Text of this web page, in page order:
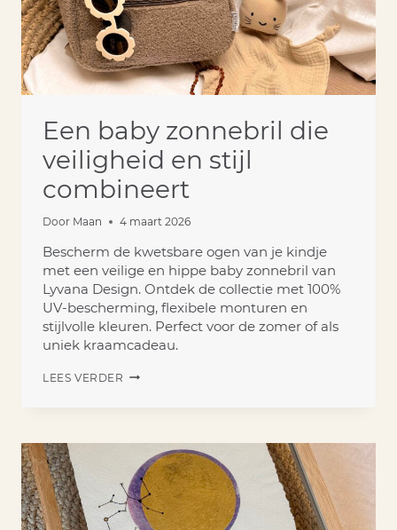
Een baby zonnebril die
veiligheid en stijl
combineert
Door Maan 4 maart 2026
Bescherm de kwetsbare ogen van je kindje
met een veilige en hippe baby zonnebril van
Lyvana Design. Ontdek de collectie met 100%
UV-bescherming, flexibele monturen en
stijlvolle kleuren. Perfect voor de zomer of als
uniek kraamcadeau.
LEES VERDER EEN
EN
STIJL
COMBINEERT